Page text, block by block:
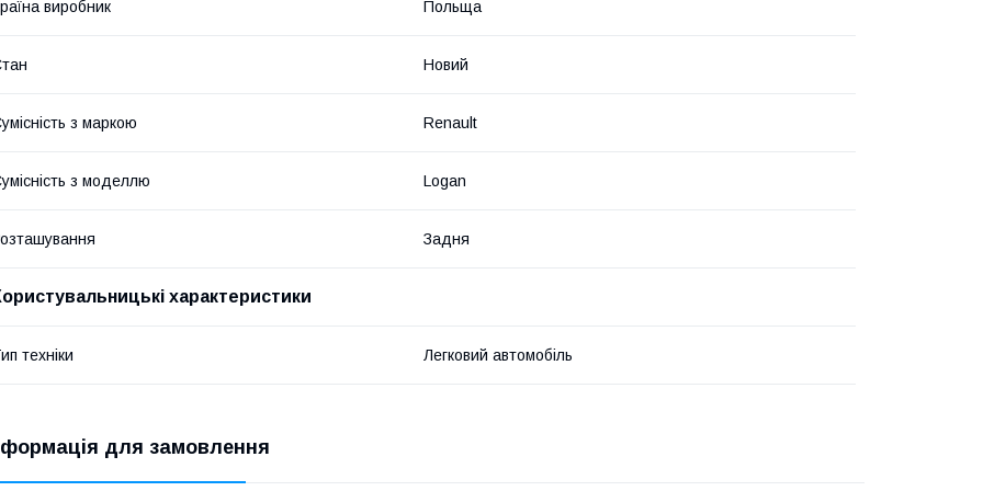
виробник Польща
Новий
з маркою Renault
з моделлю Logan
Задня
характеристики
техніки Легковий автомобіль
для замовлення